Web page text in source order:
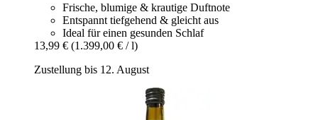
Frische, blumige & krautige Duftnote
Entspannt tiefgehend & gleicht aus
Ideal für einen gesunden Schlaf
13,99 € (1.399,00 € / l)
Zustellung bis 12. August